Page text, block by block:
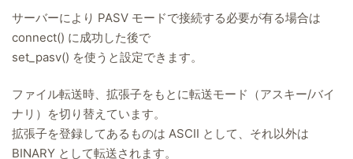
サーバーにより PASV モードで接続する必要が有る場合は
connect() に成功した後で
set_pasv() を使うと設定できます。
ファイル転送時、拡張子をもとに転送モード（アスキー/バイ
ナリ）を切り替えています。
拡張子を登録してあるものは ASCII として、それ以外は
BINARY として転送されます。